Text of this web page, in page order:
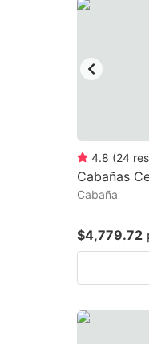
4.8 (24
Cabañas
Cabaña
$4,779.72